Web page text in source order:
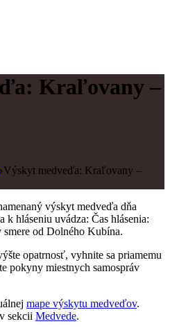
Kraľovany –
Výskyt medveďa: Kraľovany –
výskyt medveďa dňa
k hláseniu uvádza: Čas hlásenia:
smere od Dolného Kubína.
opatrnosť, vyhnite sa priamemu
pokyny miestnych samospráv
mape výskytu medveďov.
sekcii Medvede.